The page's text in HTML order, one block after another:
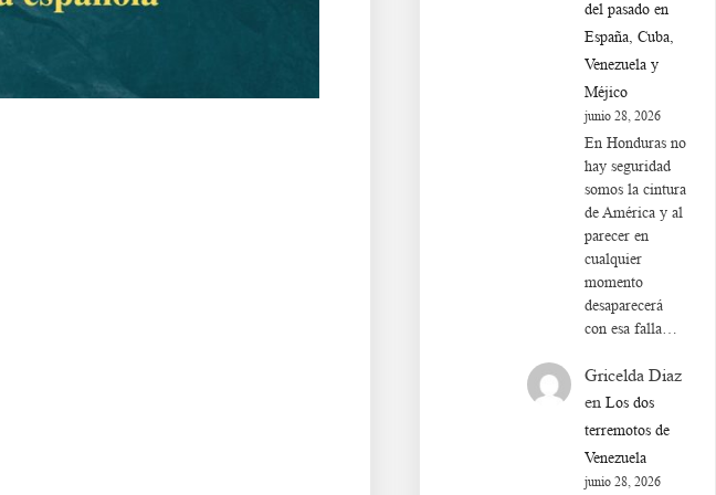
del pasado en
España, Cuba,
Venezuela y
Méjico
junio 28, 2026
En Honduras no
hay seguridad
somos la cintura
de América y al
parecer en
cualquier
momento
desaparecerá
con esa falla…
Gricelda Diaz
enLos dos
terremotos de
Venezuela
junio 28, 2026